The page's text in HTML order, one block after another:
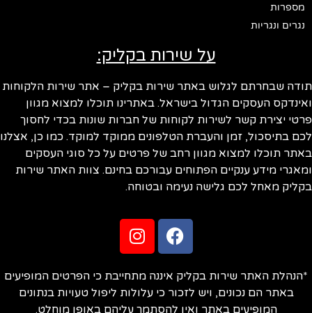
מספרות
נגרים ונגריות
על שירות בקליק:
שבחרתם לגלוש באתר שירות בקליק – אתר שירות הלקוחות
העסקים הגדול בישראל. באתרינו תוכלו למצוא מגוון
יצירת קשר לשירות לקוחות של חברות שונות בכדי לחסוך
בתיסכול, זמן והעברת הטלפונים ממוקד למוקד. כמו כן, אצלנו
תוכלו למצוא מגוון רחב של פרטים על כל סוגי העסקים
מידע ענקיים הפתוחים עבורכם בחינם. צוות האתר שירות
מאחל לכם גלישה נעימה ובטוחה.
האתר שירות בקליק איננה מתחייבת כי הפרטים המופיעים
באתר הם נכונים, ויש לזכור כי עלולות ליפול טעויות בנתונים
המופיעים באתר ואין להסתמך עליהם באופן מוחלט.